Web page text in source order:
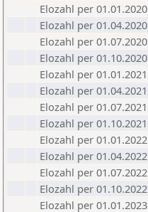
Elozahl per 01.01.2020
Elozahl per 01.04.2020
Elozahl per 01.07.2020
Elozahl per 01.10.2020
Elozahl per 01.01.2021
Elozahl per 01.04.2021
Elozahl per 01.07.2021
Elozahl per 01.10.2021
Elozahl per 01.01.2022
Elozahl per 01.04.2022
Elozahl per 01.07.2022
Elozahl per 01.10.2022
Elozahl per 01.01.2023